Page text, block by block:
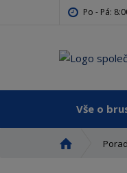
Po - Pá:
Vše o